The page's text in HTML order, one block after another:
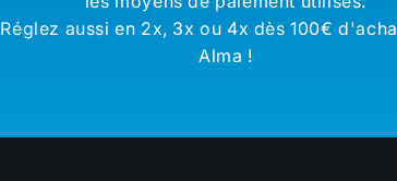
Réglez aussi en 2x, 3x ou 4x dès 100€
Alma !